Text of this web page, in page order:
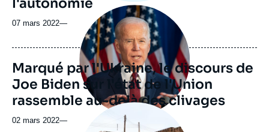
l'autonomie
07 mars 2022—
Image
principale
médiatique
Marqué par l'Ukraine, le discours de
Joe Biden sur l'état de l'Union
rassemble au-delà des clivages
02 mars 2022—
Image
médiatique